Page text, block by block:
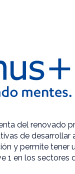
del renovado
de
y permite tener
1 en los sectores